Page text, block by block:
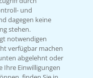
und
dagegen keine
stehen.
notwendigen
verfügbar machen
abgelehnt oder
Ihre Einwilligungen